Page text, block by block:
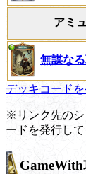
アミ
無謀な
デッキコード
※リンク先のシ
ードを発行して